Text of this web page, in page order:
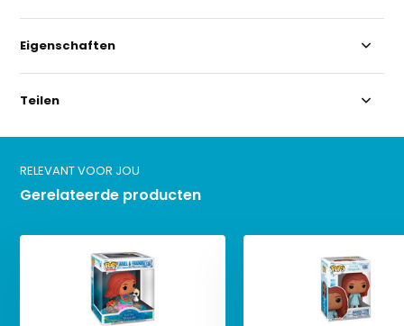
Eigenschaften
Teilen
RELEVANT VOOR JOU
Gerelateerde producten